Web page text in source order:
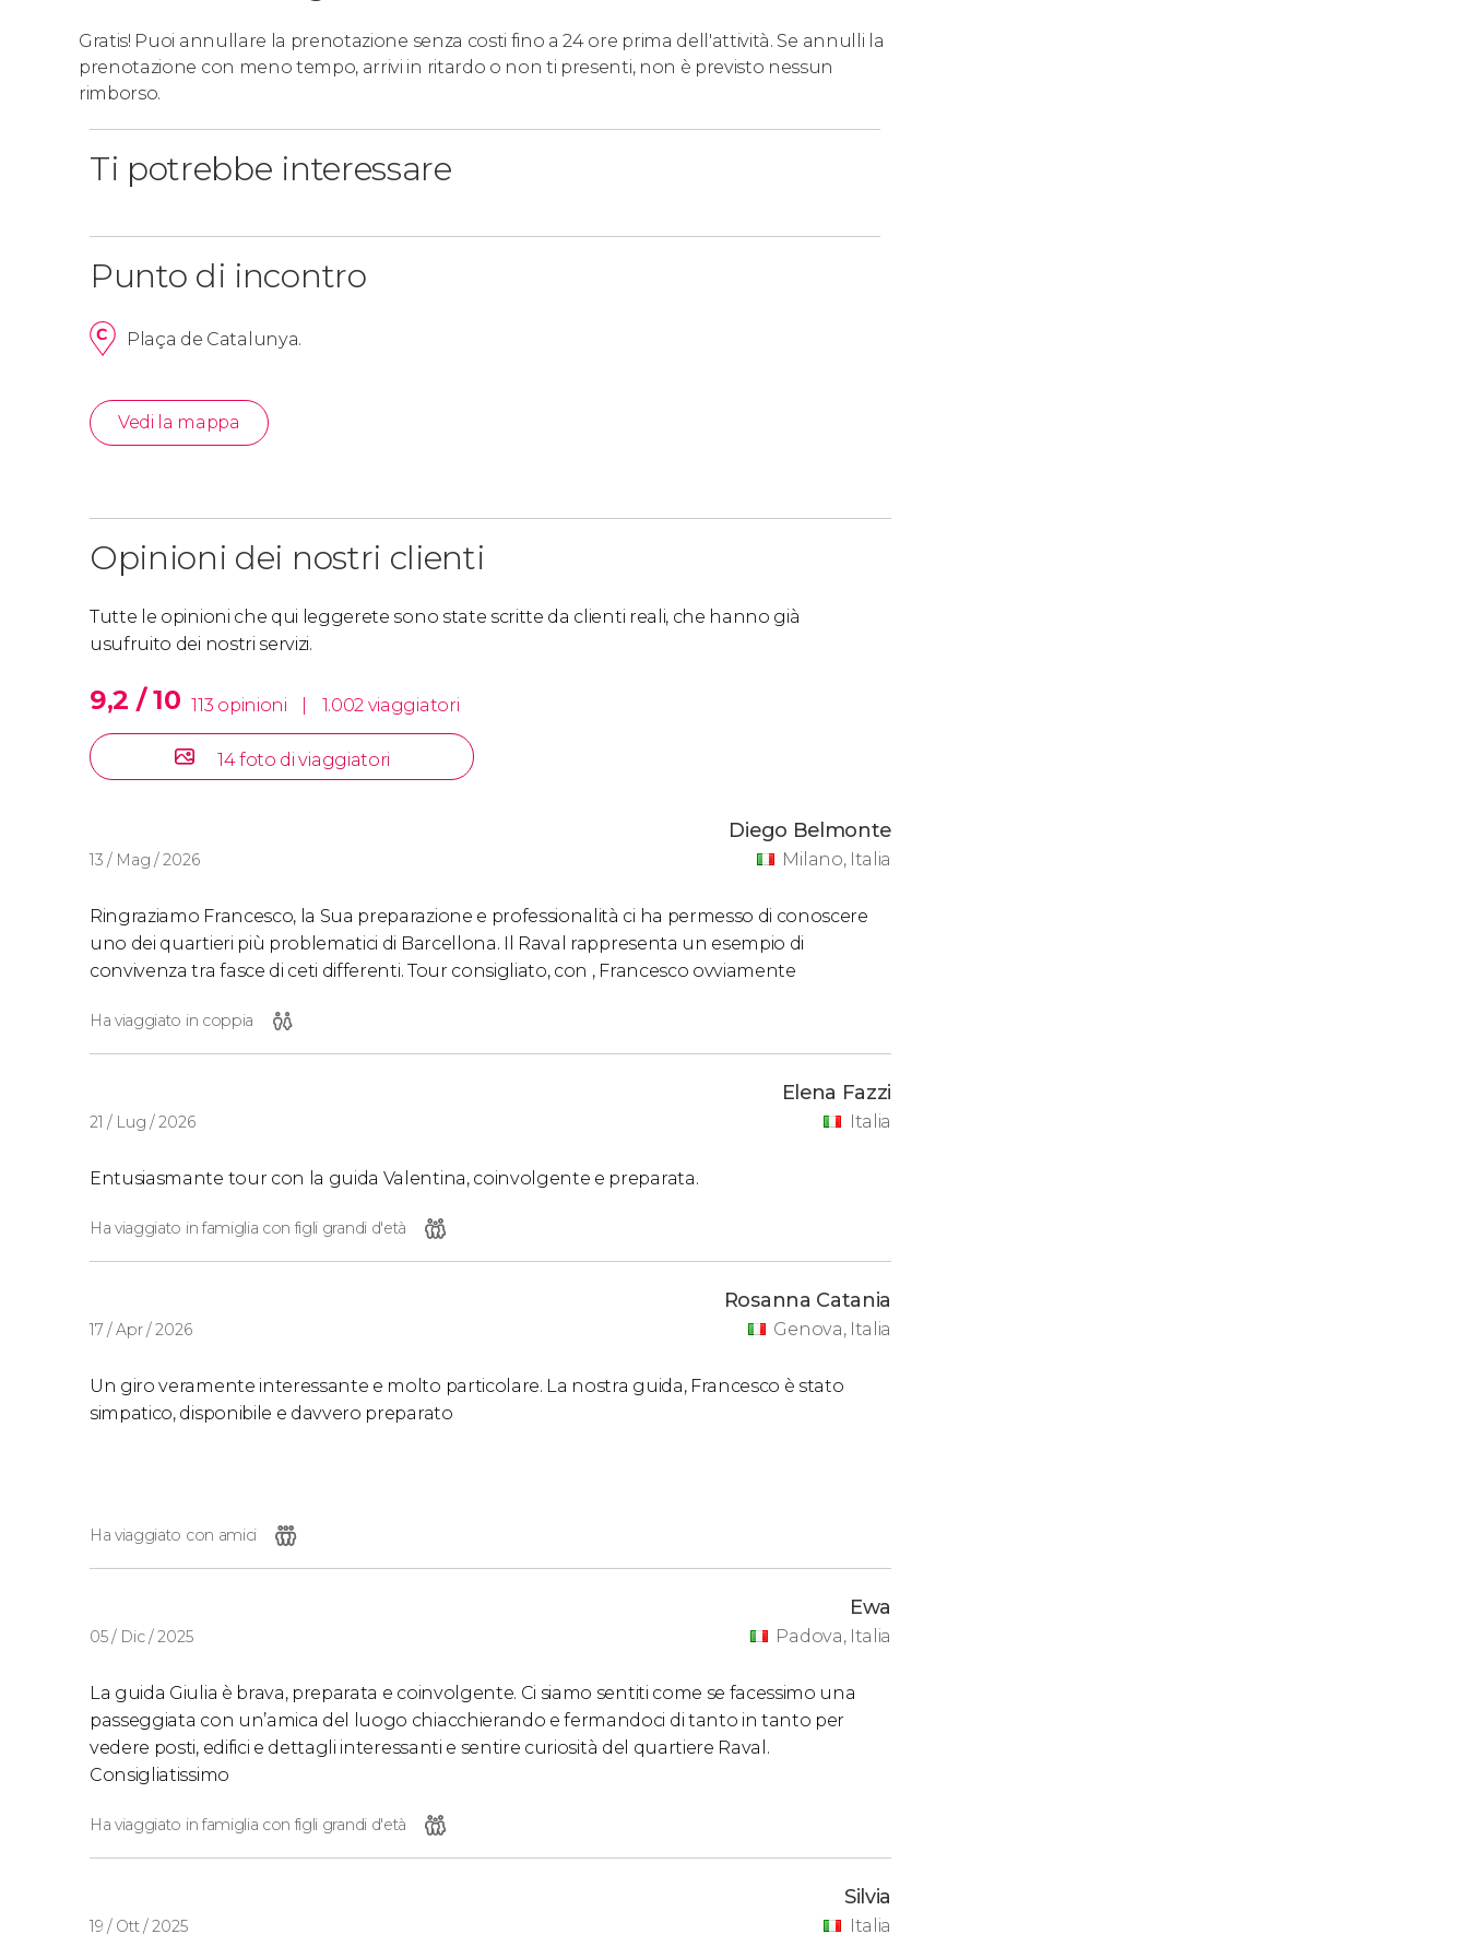
Gratis! Puoi annullare la prenotazione senza costi fino a 24 ore prima dell'attività. Se annulli la
prenotazione con meno tempo, arrivi in ritardo o non ti presenti, non è previsto nessun
rimborso.
Ti potrebbe interessare
Punto di incontro
Plaça de Catalunya.
Vedi la mappa
Opinioni dei nostri clienti
Tutte le opinioni che qui leggerete sono state scritte da clienti reali, che hanno già
usufruito dei nostri servizi.
9,2 / 10 113 opinioni 1.002 viaggiatori
14 foto di viaggiatori
13 / Mag / 2026
Diego Belmonte
Milano, Italia
Ringraziamo Francesco, la Sua preparazione e professionalità ci ha permesso di conoscere
uno dei quartieri più problematici di Barcellona. Il Raval rappresenta un esempio di
convivenza tra fasce di ceti differenti. Tour consigliato, con , Francesco ovviamente
Ha viaggiato in coppia
21 / Lug / 2026
Elena Fazzi
Italia
Entusiasmante tour con la guida Valentina, coinvolgente e preparata.
Ha viaggiato in famiglia con figli grandi d'età
17 / Apr / 2026
Rosanna Catania
Genova, Italia
Un giro veramente interessante e molto particolare. La nostra guida, Francesco è stato
simpatico, disponibile e davvero preparato
Ha viaggiato con amici
05 / Dic / 2025
Ewa
Padova, Italia
La guida Giulia è brava, preparata e coinvolgente. Ci siamo sentiti come se facessimo una
passeggiata con un’amica del luogo chiacchierando e fermandoci di tanto in tanto per
vedere posti, edifici e dettagli interessanti e sentire curiosità del quartiere Raval.
Consigliatissimo
Ha viaggiato in famiglia con figli grandi d'età
19 / Ott / 2025
Silvia
Italia